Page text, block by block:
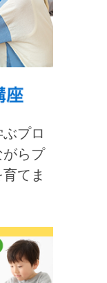
プロ
がらプ
てま